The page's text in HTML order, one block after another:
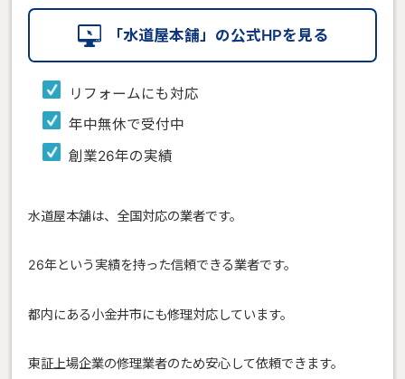
「水道屋本舗」の公式HPを見る
リフォームにも対応
年中無休で受付中
創業26年の実績
水道屋本舗は、全国対応の業者です。
26年という実績を持った信頼できる業者です。
都内にある小金井市にも修理対応しています。
東証上場企業の修理業者のため安心して依頼できます。